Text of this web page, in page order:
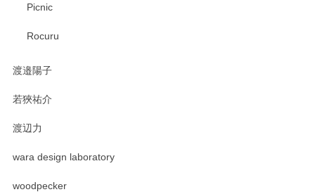
Picnic
Rocuru
渡邉陽子
若狹祐介
渡辺力
wara design laboratory
woodpecker